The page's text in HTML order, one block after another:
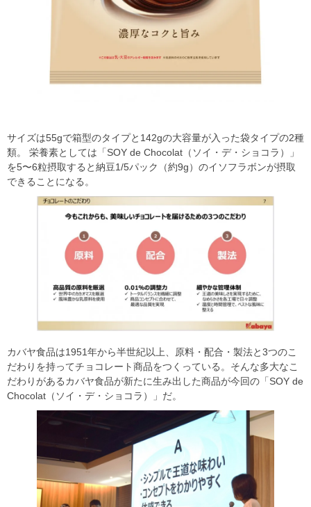
サイズは55gで箱型のタイプと142gの大容量が入った袋タイプの2種
類。 栄養素としては「SOY de Chocolat（ソイ・デ・ショコラ）」
を5〜6粒摂取すると納豆1/5パック（約9g）のイソフラボンが摂取
できることになる。
カバヤ食品は1951年から半世紀以上、原料・配合・製法と3つのこ
だわりを持ってチョコレート商品をつくっている。そんな多大なこ
だわりがあるカバヤ食品が新たに生み出した商品が今回の「SOY de
Chocolat（ソイ・デ・ショコラ）」だ。